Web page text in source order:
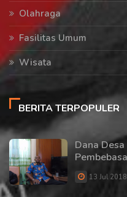
Olahraga
Fasilitas Umum
Wisata
BERITA TERPOPULER
Dana
13 Jul